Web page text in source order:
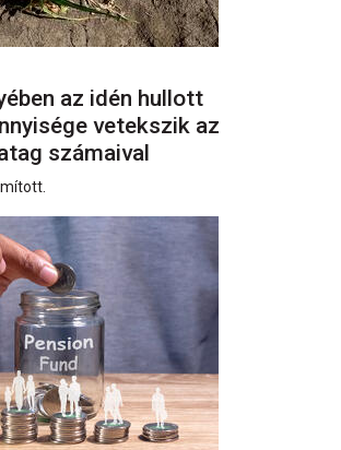
az idén hullott
vetekszik az
számaival